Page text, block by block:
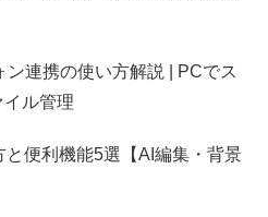
連携の使い方解説 | PCでス
ル管理
便利機能5選【AI編集・背景